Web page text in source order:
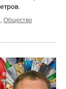
Общество